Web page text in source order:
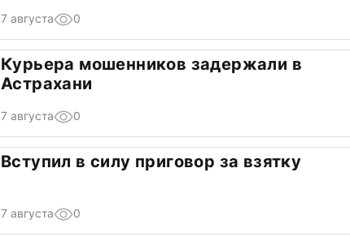
7 августа 0
Курьера мошенников задержали в
Астрахани
7 августа 0
Вступил в силу приговор за взятку
7 августа 0